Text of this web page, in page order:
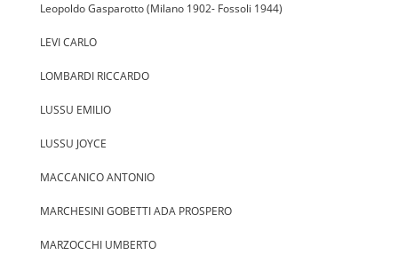
Leopoldo Gasparotto (Milano 1902- Fossoli 1944)
LEVI CARLO
LOMBARDI RICCARDO
LUSSU EMILIO
LUSSU JOYCE
MACCANICO ANTONIO
MARCHESINI GOBETTI ADA PROSPERO
MARZOCCHI UMBERTO